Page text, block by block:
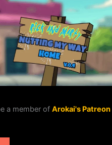
a member of Arokai's Patreon